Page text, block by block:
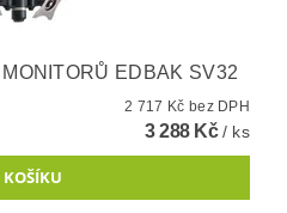
EDBAK SV32
2 717 Kč bez DPH
3 288 Kč/ ks